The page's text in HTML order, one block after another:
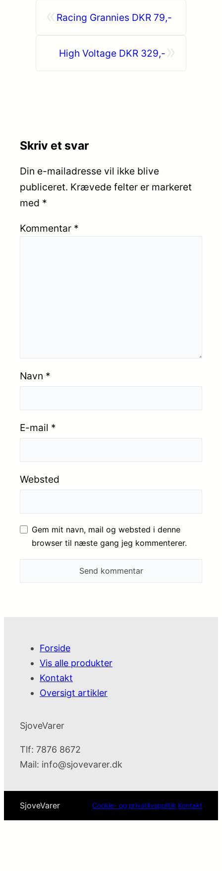
Racing Grannies DKR 79,-
High Voltage DKR 329,-
Skriv et svar
Din e-mailadresse vil ikke blive
publiceret. Krævede felter er markeret
med *
Kommentar *
Navn *
E-mail *
Websted
Gem mit navn, mail og websted i denne
browser til næste gang jeg kommenterer.
Forside
Vis alle produkter
Kontakt
Oversigt artikler
SjoveVarer
Tlf: 7876 8672
Mail: info@sjovevarer.dk
SjoveVarer Cookie- og privatlivspolitik Kontakt